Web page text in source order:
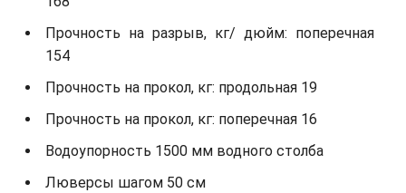
Прочность на разрыв, кг/ дюйм: поперечная
154
Прочность на прокол, кг: продольная 19
Прочность на прокол, кг: поперечная 16
Водоупорность 1500 мм водного столба
Люверсы шагом 50 см